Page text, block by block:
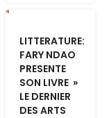
LITTERATURE:
FARY NDAO
PRESENTE
SON LIVRE »
LE DERNIER
DES ARTS